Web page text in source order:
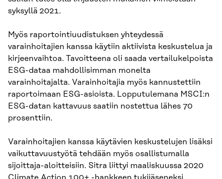
syksyllä 2021.
Myös raportointiuudistuksen yhteydessä
varainhoitajien kanssa käytiin aktiivista keskustelua ja
kirjeenvaihtoa. Tavoitteena oli saada vertailukelpoista
ESG-dataa mahdollisimman monelta
varainhoitajalta. Varainhoitajia myös kannustettiin
raportoimaan ESG-asioista. Lopputulemana MSCI:n
ESG-datan kattavuus saatiin nostettua lähes 70
prosenttiin.
Varainhoitajien kanssa käytävien keskustelujen lisäksi
vaikuttavuustyötä tehdään myös osallistumalla
sijoittaja-aloitteisiin. Sitra liittyi maaliskuussa 2020